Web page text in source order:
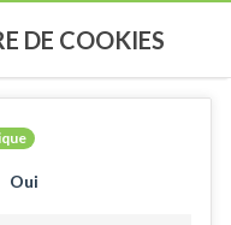
DE COOKIES
Oui